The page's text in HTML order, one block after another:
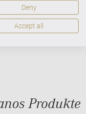
Produkte
Deny
Accept all